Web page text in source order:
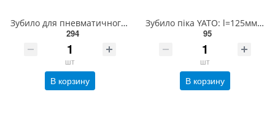
Зубило для пневматичного молотка плоске (молоток) TOPTUL KAJA10G1
294
шт
В корзину
Зубило піка YATO: l=125мм [20/120] YT-4694
95
шт
В корзину